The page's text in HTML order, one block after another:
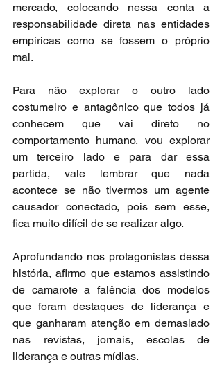
mercado, colocando nessa conta a
responsabilidade direta nas entidades
empíricas como se fossem o próprio
mal.
Para não explorar o outro lado
costumeiro e antagônico que todos já
conhecem que vai direto no
comportamento humano, vou explorar
um terceiro lado e para dar essa
partida, vale lembrar que nada
acontece se não tivermos um agente
causador conectado, pois sem esse,
fica muito difícil de se realizar algo.
Aprofundando nos protagonistas dessa
história, afirmo que estamos assistindo
de camarote a falência dos modelos
que foram destaques de liderança e
que ganharam atenção em demasiado
nas revistas, jornais, escolas de
liderança e outras mídias.